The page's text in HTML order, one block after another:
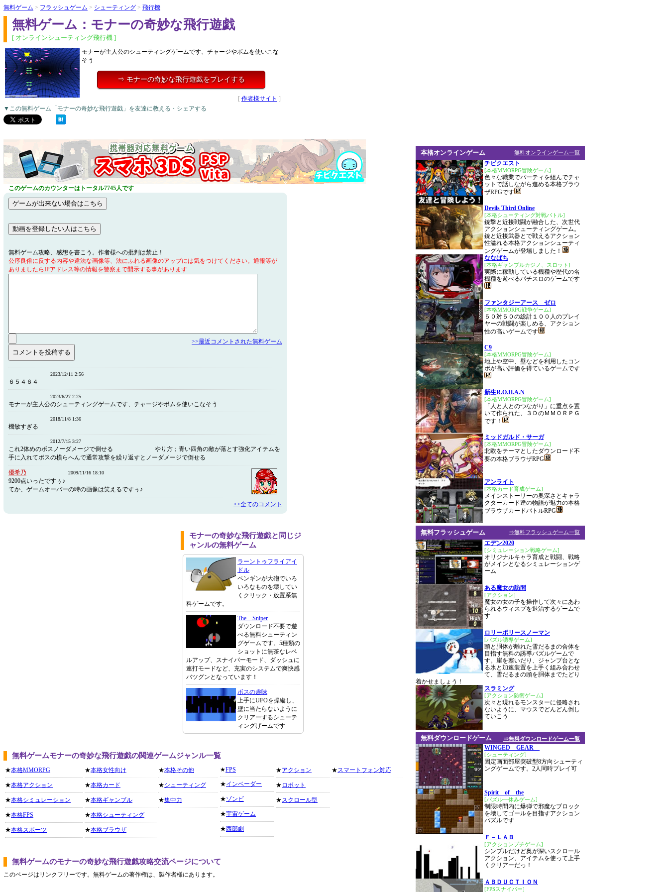
無料ゲーム > フラッシュゲーム > シューティング > 飛行機
無料ゲーム：モナーの奇妙な飛行遊戯
[ オンラインシューティング飛行機 ]
モナーが主人公のシューティングゲームです、チャージやボムを使いこな
そう
⇒ モナーの奇妙な飛行遊戯をプレイする
[ 作者様サイト ]
▼この無料ゲーム「モナーの奇妙な飛行遊戯」を友達に教える・シェアする
このゲームのカウンターはトータル7745人です
無料ゲーム攻略、感想を書こう。作者様への批判は禁止！
公序良俗に反する内容や違法な画像等、法にふれる画像のアップには気をつけてください。通報等が
ありましたらIPアドレス等の情報を警察まで開示する事があります
>>最近コメントされた無料ゲーム
2023/12/11 2:56
６５４６４
2023/6/27 2:25
モナーが主人公のシューティングゲームです、チャージやボムを使いこなそう
2018/11/8 1:36
機敏すぎる
2012/7/15 3:27
これ2体めのボスノーダメージで倒せる やり方；青い四角の敵が落とす強化アイテムを
手に入れてボスの横らへんで通常攻撃を繰り返すとノーダメージで倒せる
優希乃 2009/11/16 18:10
9200点いったですぅ♪
てか、ゲームオーバーの時の画像は笑えるですぅ♪
>>全てのコメント
モナーの奇妙な飛行遊戯と同じジ
ャンルの無料ゲーム
ラーントゥフライアイ
ドル
ペンギンが大砲でいろ
いろなものを壊してい
くクリック・放置系無
料ゲームです。
The Sniper
ダウンロード不要で遊
べる無料シューティン
グゲームです。5種類の
ショットに無茶なレベ
ルアップ、スナイパーモード、ダッシュに
連打モードなど、充実のシステムで爽快感
バツグンとなっています！
ボスの趣味
上手にUFOを操縦し、
壁に当たらないように
クリアーするシューテ
ィングげームです
無料ゲームモナーの奇妙な飛行遊戯の関連ゲームジャンル一覧
★本格MMORPG
★本格アクション
★本格シミュレーション
★本格FPS
★本格スポーツ
★本格女性向け
★本格カード
★本格ギャンブル
★本格シューティング
★本格ブラウザ
★本格その他
★シューティング
★集中力
★FPS
★インベーダー
★ゾンビ
★宇宙ゲーム
★西部劇
★アクション
★ ロボット
★スクロール型
★スマートフォン対応
無料ゲームのモナーの奇妙な飛行遊戯攻略交流ページについて
このページはリンクフリーです。無料ゲームの著作権は、製作者様にあります。
無料オンラインゲーム一覧
本格オンラインゲーム
チビクエスト
[本格MMORPG冒険ゲーム]
色々な職業でパーティを組んでチャ
ットで話しながら進める本格ブラウ
ザRPGです
Devils Third Online
[本格シューティング対戦バトル]
銃撃と近接戦闘が融合した、次世代
アクションシューティングゲーム。
銃と近接武器とで戦えるアクション
性溢れる本格アクションシューティ
ングゲームが登場しました！
ななぱち
[本格ギャンブルカジノ、スロット]
実際に稼動している機種や歴代の名
機種を遊べるパチスロのゲームです
ファンタジーアース ゼロ
[本格MMORPG戦争ゲーム]
５０対５０の総計１００人のプレイ
ヤーの戦闘が楽しめる、アクション
性の高いゲームです
C9
[本格MMORPG冒険ゲーム]
地上や空中、壁などを利用したコン
ボが高い評価を得ているゲームです
新生R.O.H.A.N
[本格MMORPG冒険ゲーム]
「人と人とのつながり」に重点を置
いて作られた、３ＤのＭＭＯＲＰＧ
です！
ミッドガルド・サーガ
[本格MMORPG冒険ゲーム]
北欧をテーマとしたダウンロード不
要の本格ブラウザRPG
アンライト
[本格カード育成ゲーム]
メインストーリーの奥深さとキャラ
クターカード達の物語が魅力の本格
ブラウザカードバトルRPG
⇒無料フラッシュゲーム一覧
無料フラッシュゲーム
エデン2020
[シミュレーション戦略ゲーム]
オリジナルキャラ育成と戦闘、戦略
がメインとなるシミュレーションゲ
ーム
ある魔女の訪問
[アクション]
魔女の女の子を操作して次々にあわ
られるウィスプを退治するゲームで
す
ロリーポリースノーマン
[パズル誘導ゲーム]
頭と胴体が離れた雪だるまの合体を
目指す無料の誘導パズルゲームで
す。崖を塞いだり、ジャンプ台とな
る氷と加速装置を上手く組み合わせ
て、雪だるまの頭を胴体までたどり
着かせましょう！
スラミング
[アクション防衛ゲーム]
次々と現れるモンスターに侵略され
ないように、マウスでどんどん倒し
ていこう
⇒無料ダウンロードゲーム一覧
無料ダウンロードゲーム
WINGED GEAR
[シューティング]
固定画面部屋突破型8方向シューティ
ングゲームです。2人同時プレイ可
Spirit of the
[パズル一休みゲーム]
制限時間内に爆弾で邪魔なブロック
を壊してゴールを目指すアクション
パズルです
Ｆ－ＬＡＢ
[アクションプチゲーム]
シンプルだけど奥が深いスクロール
アクション、アイテムを使って上手
くクリアーだっ！
ＡＢＤＵＣＴＩＯＮ
[FPSスナイパー]